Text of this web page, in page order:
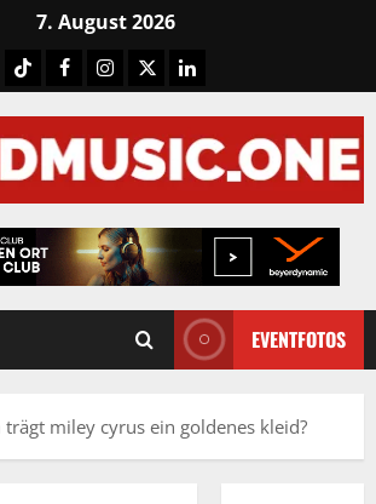
7. August 2026
TiktokFacebook
Instagram
X LinkedIN
EVENTFOTOS
miley cyrus ein goldenes kleid?